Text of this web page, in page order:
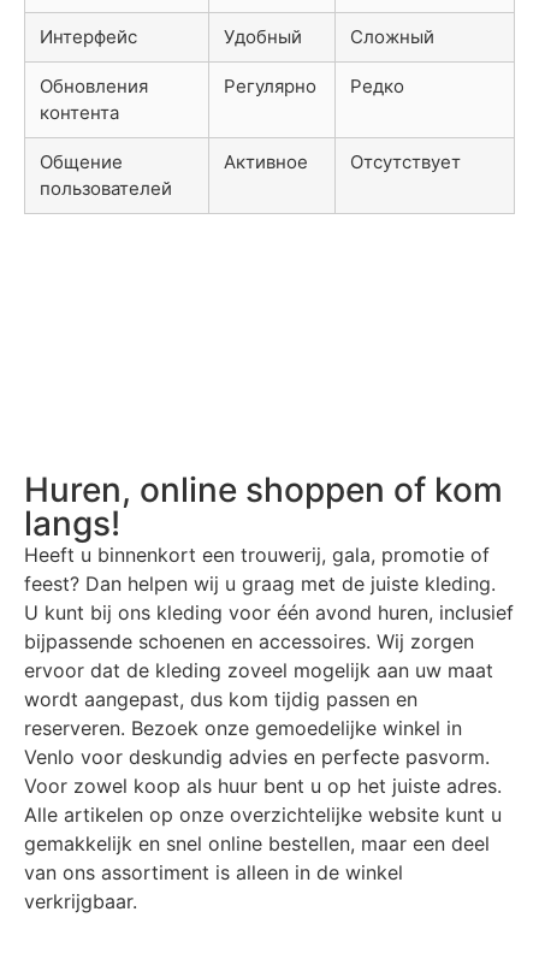
Интерфейс Удобный Сложный
Обновления
контента
Регулярно Редко
Общение
пользователей
Активное Отсутствует
Huren, online shoppen of kom
langs!
Heeft u binnenkort een trouwerij, gala, promotie of
feest? Dan helpen wij u graag met de juiste kleding.
U kunt bij ons kleding voor één avond huren, inclusief
bijpassende schoenen en accessoires. Wij zorgen
ervoor dat de kleding zoveel mogelijk aan uw maat
wordt aangepast, dus kom tijdig passen en
reserveren. Bezoek onze gemoedelijke winkel in
Venlo voor deskundig advies en perfecte pasvorm.
Voor zowel koop als huur bent u op het juiste adres.
Alle artikelen op onze overzichtelijke website kunt u
gemakkelijk en snel online bestellen, maar een deel
van ons assortiment is alleen in de winkel
verkrijgbaar.